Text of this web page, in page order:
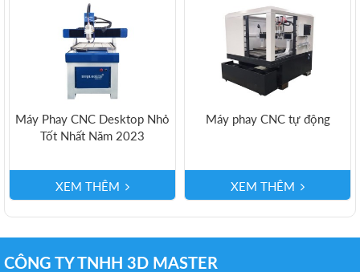
Máy Phay CNC Desktop Nhỏ
Tốt Nhất Năm 2023
XEM THÊM
Máy phay CNC tự động
XEM THÊM
CÔNG TY TNHH 3D MASTER